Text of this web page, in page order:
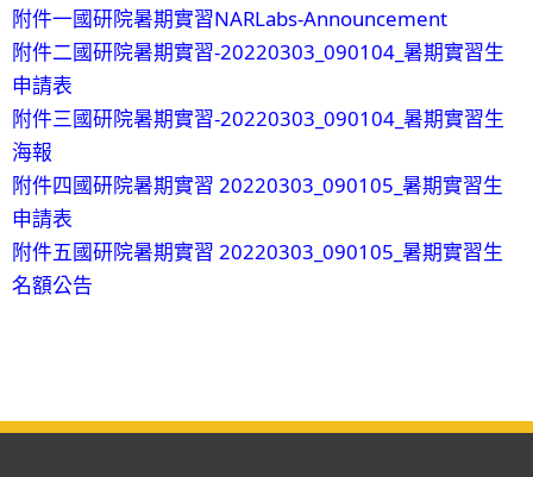
附件一國研院暑期實習NARLabs-Announcement
附件二國研院暑期實習-20220303_090104_暑期實習生
申請表
附件三國研院暑期實習-20220303_090104_暑期實習生
海報
附件四國研院暑期實習 20220303_090105_暑期實習生
申請表
附件五國研院暑期實習 20220303_090105_暑期實習生
名額公告